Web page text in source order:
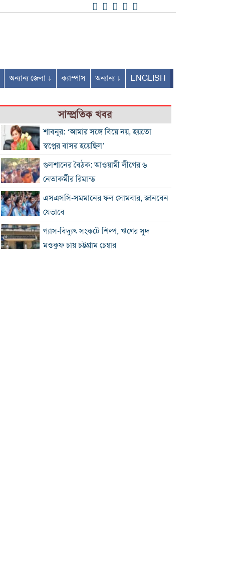
অন্যান্য জেলা ↓ ক্যাম্পাস অন্যান্য ↓ ENGLISH
সাম্প্রতিক খবর
শাবনূর: ‘আমার সঙ্গে বিয়ে নয়, হয়তো
স্বপ্নের বাসর হয়েছিল’
গুলশানের বৈঠক: আওয়ামী লীগের ৬
নেতাকর্মীর রিমান্ড
এসএসসি-সমমানের ফল সোমবার, জানবেন
যেভাবে
গ্যাস-বিদ্যুৎ সংকটে শিল্প, ঋণের সুদ
মওকুফ চায় চট্টগ্রাম চেম্বার